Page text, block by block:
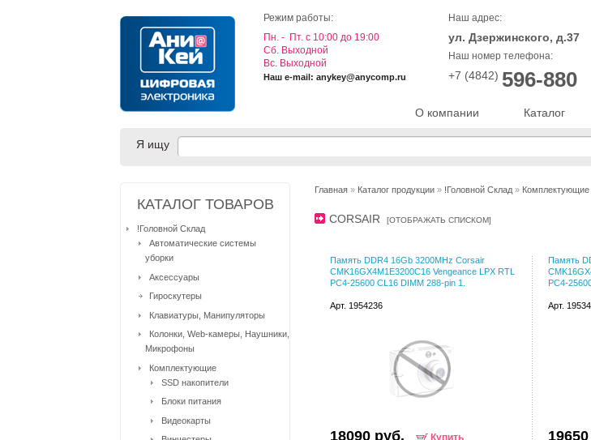
О компании Каталог
Режим работы:
Пн. - Пт. с 10:00 до 19:00
Cб. Выходной
Вс. Выходной
Наш e-mail: anykey@anycomp.ru
Наш адрес:
ул. Дзержинского, д.37
Наш номер телефона:
+7 (4842) 596-880
Я ищу
Главная » Каталог продукции » !Головной Склад » Комплектующие
CORSAIR [ОТОБРАЖАТЬ СПИСКОМ]
Память DDR4 16Gb 3200MHz Corsair
CMK16GX4M1E3200C16 Vengeance LPX RTL
PC4-25600 CL16 DIMM 288-pin 1.
Арт. 1954236
18090 руб. Купить
Память
PC4-
Арт.
КАТАЛОГ ТОВАРОВ
!Головной Склад
Автоматические системы
уборки
Аксессуары
Гироскутеры
Клавиатуры, Манипуляторы
Колонки, Web-камеры, Наушники,
Микрофоны
Комплектующие
SSD накопители
Блоки питания
Видеокарты